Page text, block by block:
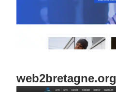
web2bretagne.org